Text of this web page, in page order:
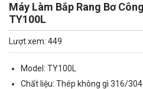
Máy Làm Bắp Rang Bơ
TY100L
Lượt xem: 449
Model: TY100L
Chất liệu: Thép không gì 316/304